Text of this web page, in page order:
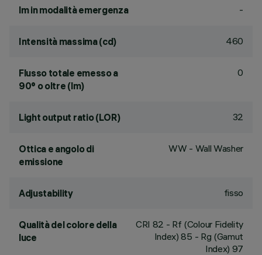
lm in modalità emergenza -
Intensità massima (cd) 460
Flusso totale emesso a
90° o oltre (lm)
0
Light output ratio (LOR) 32
Ottica e angolo di
emissione
WW - Wall Washer
Adjustability fisso
Qualità del colore della
luce
CRI 82 - Rf (Colour Fidelity
Index) 85 - Rg (Gamut
Index) 97